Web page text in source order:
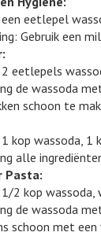
eetlepel
Gebruik een
eetlepels
de wassoda
schoon te
kop wassoda, 1
alle
Pasta:
2 kop wassoda,
de wassoda
schoon met een